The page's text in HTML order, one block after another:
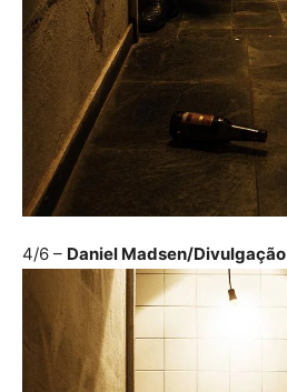
4/6 – Daniel Madsen/Divulgação